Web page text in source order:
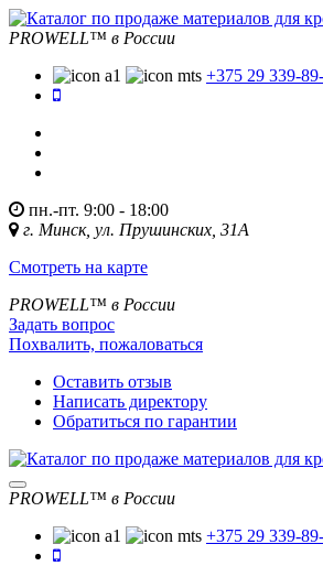
PROWELL™ в России
+375 29 339-
пн.-пт. 9:00 - 18:00
г. Минск, ул. Прушинских, 31А
Смотреть на карте
PROWELL™ в России
Задать вопрос
Похвалить, пожаловаться
Оставить отзыв
Написать директору
Обратиться по гарантии
PROWELL™ в России
+375 29 339-